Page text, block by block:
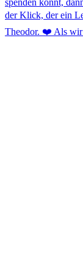
Theodor. ❤️ Als wir